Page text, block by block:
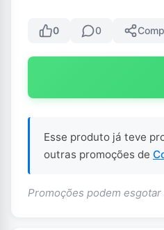
0 0
Esse produto já teve
outras promoções de
Promoções podem